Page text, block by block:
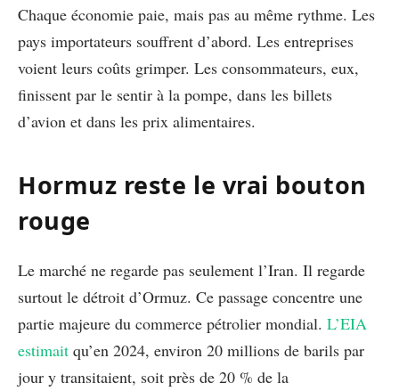
Chaque économie paie, mais pas au même rythme. Les
pays importateurs souffrent d’abord. Les entreprises
voient leurs coûts grimper. Les consommateurs, eux,
finissent par le sentir à la pompe, dans les billets
d’avion et dans les prix alimentaires.
Hormuz reste le vrai bouton
rouge
Le marché ne regarde pas seulement l’Iran. Il regarde
surtout le détroit d’Ormuz. Ce passage concentre une
partie majeure du commerce pétrolier mondial. L’EIA
estimait qu’en 2024, environ 20 millions de barils par
jour y transitaient, soit près de 20 % de la